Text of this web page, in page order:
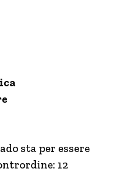
sta per essere
12